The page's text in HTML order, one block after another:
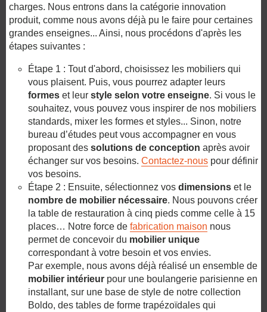
charges. Nous entrons dans la catégorie innovation
produit, comme nous avons déjà pu le faire pour certaines
grandes enseignes... Ainsi, nous procédons d'après les
étapes suivantes :
Étape 1 : Tout d'abord, choisissez les mobiliers qui
vous plaisent. Puis, vous pourrez adapter leurs
formes et leur style selon votre enseigne. Si vous le
souhaitez, vous pouvez vous inspirer de nos mobiliers
standards, mixer les formes et styles... Sinon, notre
bureau d’études peut vous accompagner en vous
proposant des solutions de conception après avoir
échanger sur vos besoins. Contactez-nous pour définir
vos besoins.
Étape 2 : Ensuite, sélectionnez vos dimensions et le
nombre de mobilier nécessaire. Nous pouvons créer
la table de restauration à cinq pieds comme celle à 15
places… Notre force de fabrication maison nous
permet de concevoir du mobilier unique
correspondant à votre besoin et vos envies.
Par exemple, nous avons déjà réalisé un ensemble de
mobilier intérieur pour une boulangerie parisienne en
installant, sur une base de style de notre collection
Boldo, des tables de forme trapézoïdales qui